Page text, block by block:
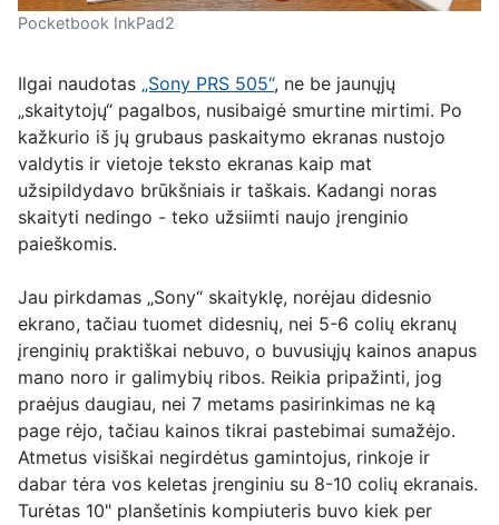
Pocketbook InkPad2
Ilgai naudotas „Sony PRS 505“, ne be jaunųjų
„skaitytojų“ pagalbos, nusibaigė smurtine mirtimi. Po
kažkurio iš jų grubaus paskaitymo ekranas nustojo
valdytis ir vietoje teksto ekranas kaip mat
užsipildydavo brūkšniais ir taškais. Kadangi noras
skaityti nedingo - teko užsiimti naujo įrenginio
paieškomis.
Jau pirkdamas „Sony“ skaityklę, norėjau didesnio
ekrano, tačiau tuomet didesnių, nei 5-6 colių ekranų
įrenginių praktiškai nebuvo, o buvusiųjų kainos anapus
mano noro ir galimybių ribos. Reikia pripažinti, jog
praėjus daugiau, nei 7 metams pasirinkimas ne ką
page rėjo, tačiau kainos tikrai pastebimai sumažėjo.
Atmetus visiškai negirdėtus gamintojus, rinkoje ir
dabar tėra vos keletas įrenginiu su 8-10 colių ekranais.
Turėtas 10" planšetinis kompiuteris buvo kiek per